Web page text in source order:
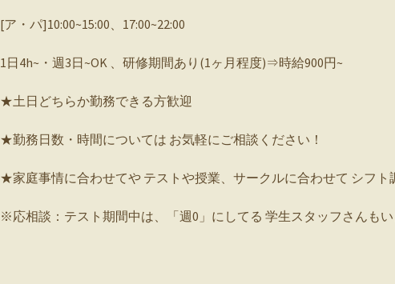
[ア・パ]10:00~15:00、17:00~22:00
1日4h~・週3日~OK 、研修期間あり(1ヶ月程度)⇒時給900円~
★土日どちらか勤務できる方歓迎
★勤務日数・時間については お気軽にご相談ください！
★家庭事情に合わせてや テストや授業、サークルに合わせて シフト
※応相談： テスト期間中は、「週0」にしてる 学生スタッフさんもい